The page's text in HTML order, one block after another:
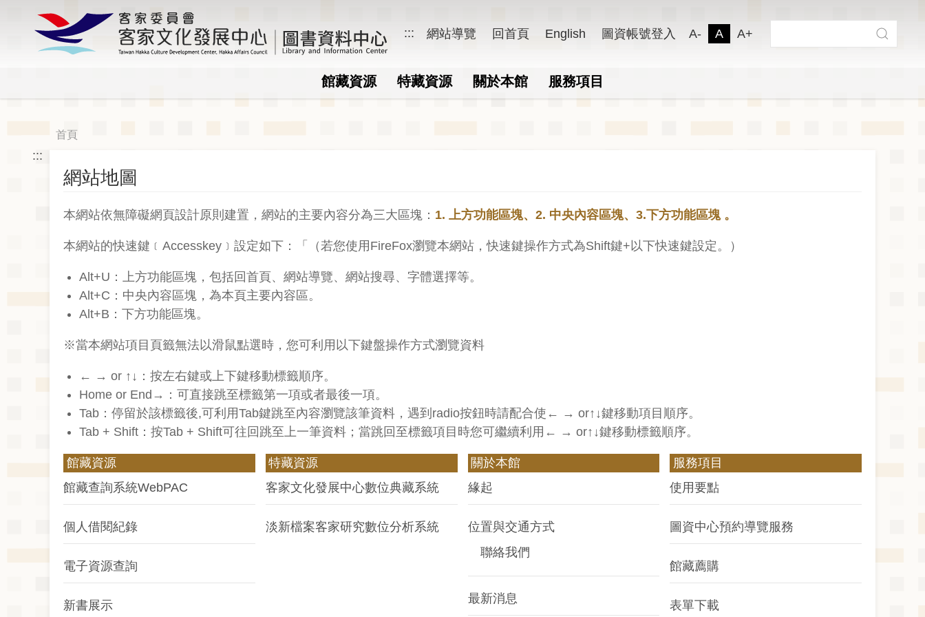
容
客家文化發展中心
圖書資料中心
::: 網站導覽 回首頁 English 圖資帳號登入 A- A A+
搜尋
館藏資源 特藏資源 關於本館 服務項目
首頁
:::
網站地圖
本網站依無障礙網頁設計原則建置，網站的主要內容分為三大區塊： 1. 上方功能區塊、2. 中央內容區塊、3.下方功能區塊 。
本網站的快速鍵﹝Accesskey﹞設定如下：「（若您使用FireFox瀏覽本網站，快速鍵操作方式為Shift鍵+以下快速鍵設定。）
Alt+U：上方功能區塊，包括回首頁、網站導覽、網站搜尋、字體選擇等。
Alt+C：中央內容區塊，為本頁主要內容區。
Alt+B：下方功能區塊。
※當本網站項目頁籤無法以滑鼠點選時，您可利用以下鍵盤操作方式瀏覽資料
← → or ↑↓：按左右鍵或上下鍵移動標籤順序。
Home or End→：可直接跳至標籤第一項或者最後一項。
Tab：停留於該標籤後,可利用Tab鍵跳至內容瀏覽該筆資料，遇到radio按鈕時請配合使← → or↑↓鍵移動項目順序。
Tab + Shift：按Tab + Shift可往回跳至上一筆資料；當跳回至標籤項目時您可繼續利用← → or↑↓鍵移動標籤順序。
館藏資源
館藏查詢系統WebPAC
個人借閱紀錄
電子資源查詢
新書展示
特藏資源
客家文化發展中心數位典藏系統
淡新檔案客家研究數位分析系統
關於本館
緣起
位置與交通方式
聯絡我們
最新消息
服務項目
使用要點
圖資中心預約導覽服務
館藏薦購
表單下載